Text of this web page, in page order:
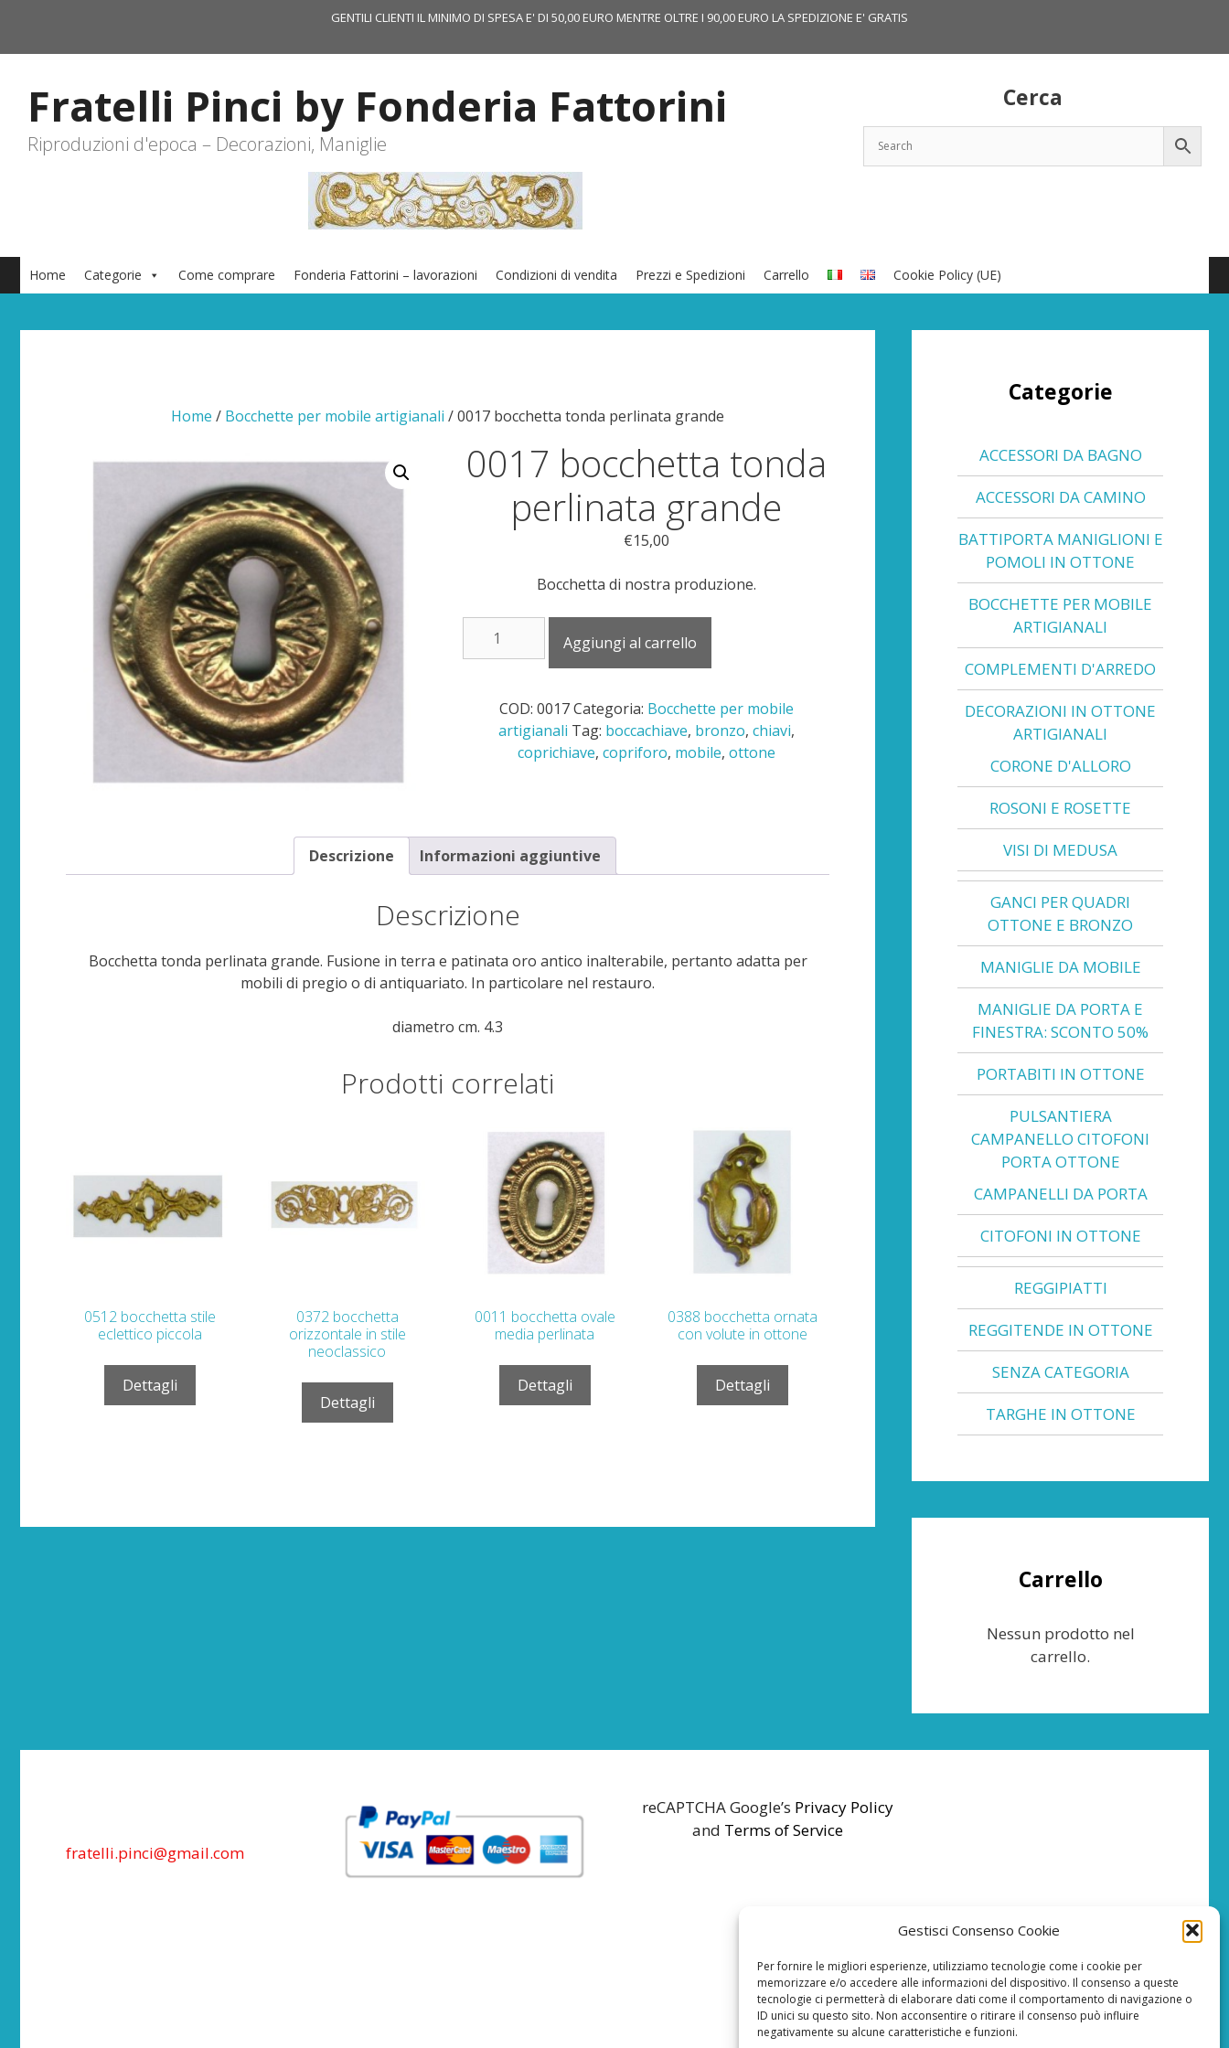
Gestisci Consenso Cookie
Per fornire le migliori esperienze, utilizziamo tecnologie come i cookie per
memorizzare e/o accedere alle informazioni del dispositivo. Il consenso a queste
tecnologie ci permetterà di elaborare dati come il comportamento di navigazione o
ID unici su questo sito. Non acconsentire o ritirare il consenso può influire
negativamente su alcune caratteristiche e funzioni.
contenuto
GENTILI CLIENTI IL MINIMO DI SPESA E' DI 50,00 EURO MENTRE OLTRE I 90,00 EURO LA SPEDIZIONE E' GRATIS
Cerca
Fratelli Pinci by Fonderia Fattorini
Riproduzioni d'epoca – Decorazioni, Maniglie
Home Categorie Come comprare Fonderia Fattorini – lavorazioni Condizioni di vendita Prezzi e Spedizioni Carrello Cookie Policy (UE)
Home / Bocchette per mobile artigianali / 0017 bocchetta tonda perlinata grande
0017 bocchetta tonda
perlinata grande
€15,00
Bocchetta di nostra produzione.
bocchetta
grande
quantità
Aggiungi al carrello
COD: 0017 Categoria: Bocchette per mobile
artigianali Tag: boccachiave, bronzo, chiavi,
coprichiave, copriforo, mobile, ottone
Descrizione Informazioni aggiuntive
Descrizione
Bocchetta tonda perlinata grande. Fusione in terra e patinata oro antico inalterabile, pertanto adatta per
mobili di pregio o di antiquariato. In particolare nel restauro.
diametro cm. 4.3
Prodotti correlati
0512 bocchetta stile
eclettico piccola
Dettagli
0372 bocchetta
orizzontale in stile
neoclassico
Dettagli
0011 bocchetta ovale
media perlinata
Dettagli
0388 bocchetta ornata
con volute in ottone
Dettagli
Categorie
ACCESSORI DA BAGNO
ACCESSORI DA CAMINO
BATTIPORTA MANIGLIONI E
POMOLI IN OTTONE
BOCCHETTE PER MOBILE
ARTIGIANALI
COMPLEMENTI D'ARREDO
DECORAZIONI IN OTTONE
ARTIGIANALI
CORONE D'ALLORO
ROSONI E ROSETTE
VISI DI MEDUSA
GANCI PER QUADRI
OTTONE E BRONZO
MANIGLIE DA MOBILE
MANIGLIE DA PORTA E
FINESTRA: SCONTO 50%
PORTABITI IN OTTONE
PULSANTIERA
CAMPANELLO CITOFONI
PORTA OTTONE
CAMPANELLI DA PORTA
CITOFONI IN OTTONE
REGGIPIATTI
REGGITENDE IN OTTONE
SENZA CATEGORIA
TARGHE IN OTTONE
Carrello
Nessun prodotto nel
carrello.
fratelli.pinci@gmail.com
reCAPTCHA Google’s Privacy Policy
and Terms of Service